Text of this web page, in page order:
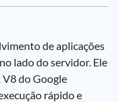
de aplicações
lado do servidor. Ele
do Google
rápido e